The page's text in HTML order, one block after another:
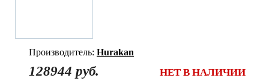
Производитель: Hurakan
128944 руб. НЕТ В НАЛИЧИИ